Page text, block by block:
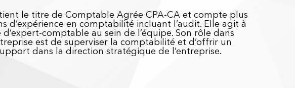
le titre de Comptable Agrée CPA-CA et compte plus
d’expérience en comptabilité incluant l’audit. Elle agit à
d’expert-comptable au sein de l’équipe. Son rôle dans
est de superviser la comptabilité et d’offrir un
dans la direction stratégique de l’entreprise.